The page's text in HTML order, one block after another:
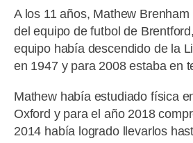
A los 11 años, Mathew
del equipo de futbol de
equipo había descendido de la
en 1947 y para 2008 estaba en
Mathew había estudiado física
Oxford y para el año 2018
2014 había logrado llevarlos